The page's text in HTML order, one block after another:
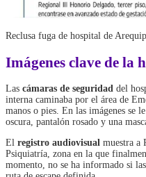
Reclusa fuga de hospital de
Imágenes clave de la
Las cámaras de seguridad del
interna caminaba por el área de
manos o pies. En las imágenes se
oscura, pantalón rosado y una
El registro audiovisual muestra a
Psiquiatría, zona en la que
momento, no se ha informado si